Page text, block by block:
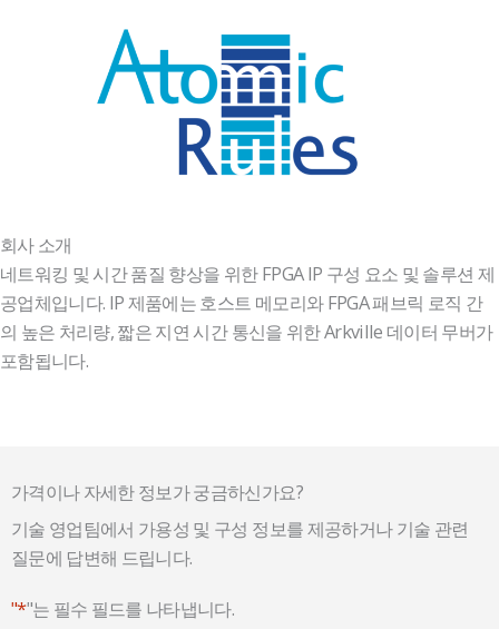
회사 소개
네트워킹 및 시간 품질 향상을 위한 FPGA IP 구성 요소 및 솔루션 제
공업체입니다. IP 제품에는 호스트 메모리와 FPGA 패브릭 로직 간
의 높은 처리량, 짧은 지연 시간 통신을 위한 Arkville 데이터 무버가
포함됩니다.
가격이나 자세한 정보가 궁금하신가요?
기술 영업팀에서 가용성 및 구성 정보를 제공하거나 기술 관련
질문에 답변해 드립니다.
"*"는 필수 필드를 나타냅니다.